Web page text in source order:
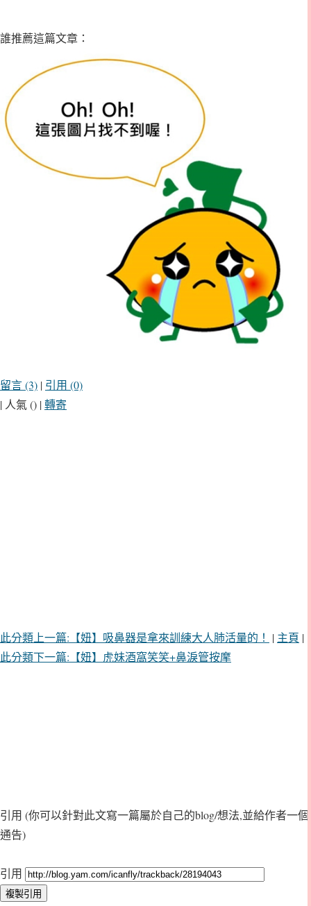
誰推薦這篇文章：
留言 (3) | 引用 (0)
| 人氣 () |轉寄
此分類上一篇:【妞】吸鼻器是拿來訓練大人肺活量的！ | 主頁 |
此分類下一篇:【妞】虎妹酒窩笑笑+鼻淚管按摩
引用 (你可以針對此文寫一篇屬於自己的blog/想法,並給作者一個
通告)
引用